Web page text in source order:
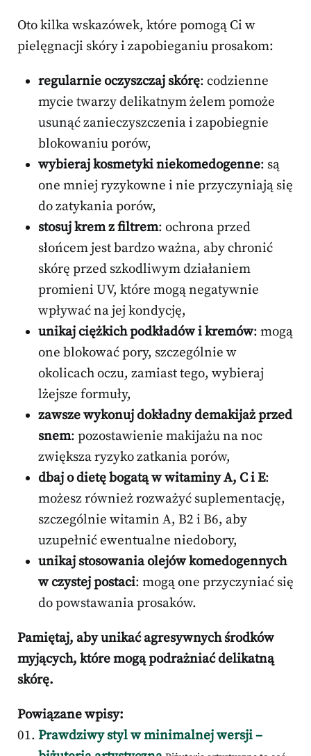
Oto kilka wskazówek, które pomogą Ci w
pielęgnacji skóry i zapobieganiu prosakom:
regularnie oczyszczaj skórę: codzienne
mycie twarzy delikatnym żelem pomoże
usunąć zanieczyszczenia i zapobiegnie
blokowaniu porów,
wybieraj kosmetyki niekomedogenne: są
one mniej ryzykowne i nie przyczyniają się
do zatykania porów,
stosuj krem z filtrem: ochrona przed
słońcem jest bardzo ważna, aby chronić
skórę przed szkodliwym działaniem
promieni UV, które mogą negatywnie
wpływać na jej kondycję,
unikaj ciężkich podkładów i kremów: mogą
one blokować pory, szczególnie w
okolicach oczu, zamiast tego, wybieraj
lżejsze formuły,
zawsze wykonuj dokładny demakijaż przed
snem: pozostawienie makijażu na noc
zwiększa ryzyko zatkania porów,
dbaj o dietę bogatą w witaminy A, C i E:
możesz również rozważyć suplementację,
szczególnie witamin A, B2 i B6, aby
uzupełnić ewentualne niedobory,
unikaj stosowania olejów komedogennych
w czystej postaci: mogą one przyczyniać się
do powstawania prosaków.
Pamiętaj, aby unikać agresywnych środków
myjących, które mogą podrażniać delikatną
skórę.
Powiązane wpisy:
Prawdziwy styl w minimalnej wersji –